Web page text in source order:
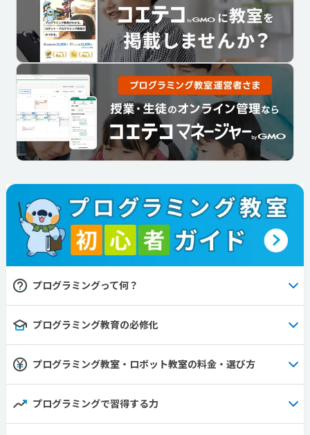
プログラミングって何？
プログラミング教育の必修化
プログラミング教室・ロボット教室の料金・選び方
プログラミングで習得する力